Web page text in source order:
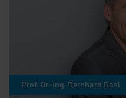
Prof. Dr.-Ing. Bernhard Bösl